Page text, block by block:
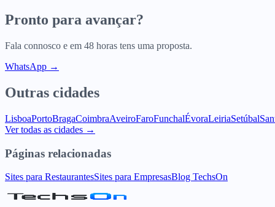
Pronto para avançar?
Fala connosco e em 48 horas tens uma proposta.
WhatsApp →
Outras cidades
LisboaPortoBragaCoimbraAveiroFaroFunchalÉvoraLeiriaSetúbal
Ver todas as cidades →
Páginas relacionadas
Sites para RestaurantesSites para EmpresasBlog TechsOn